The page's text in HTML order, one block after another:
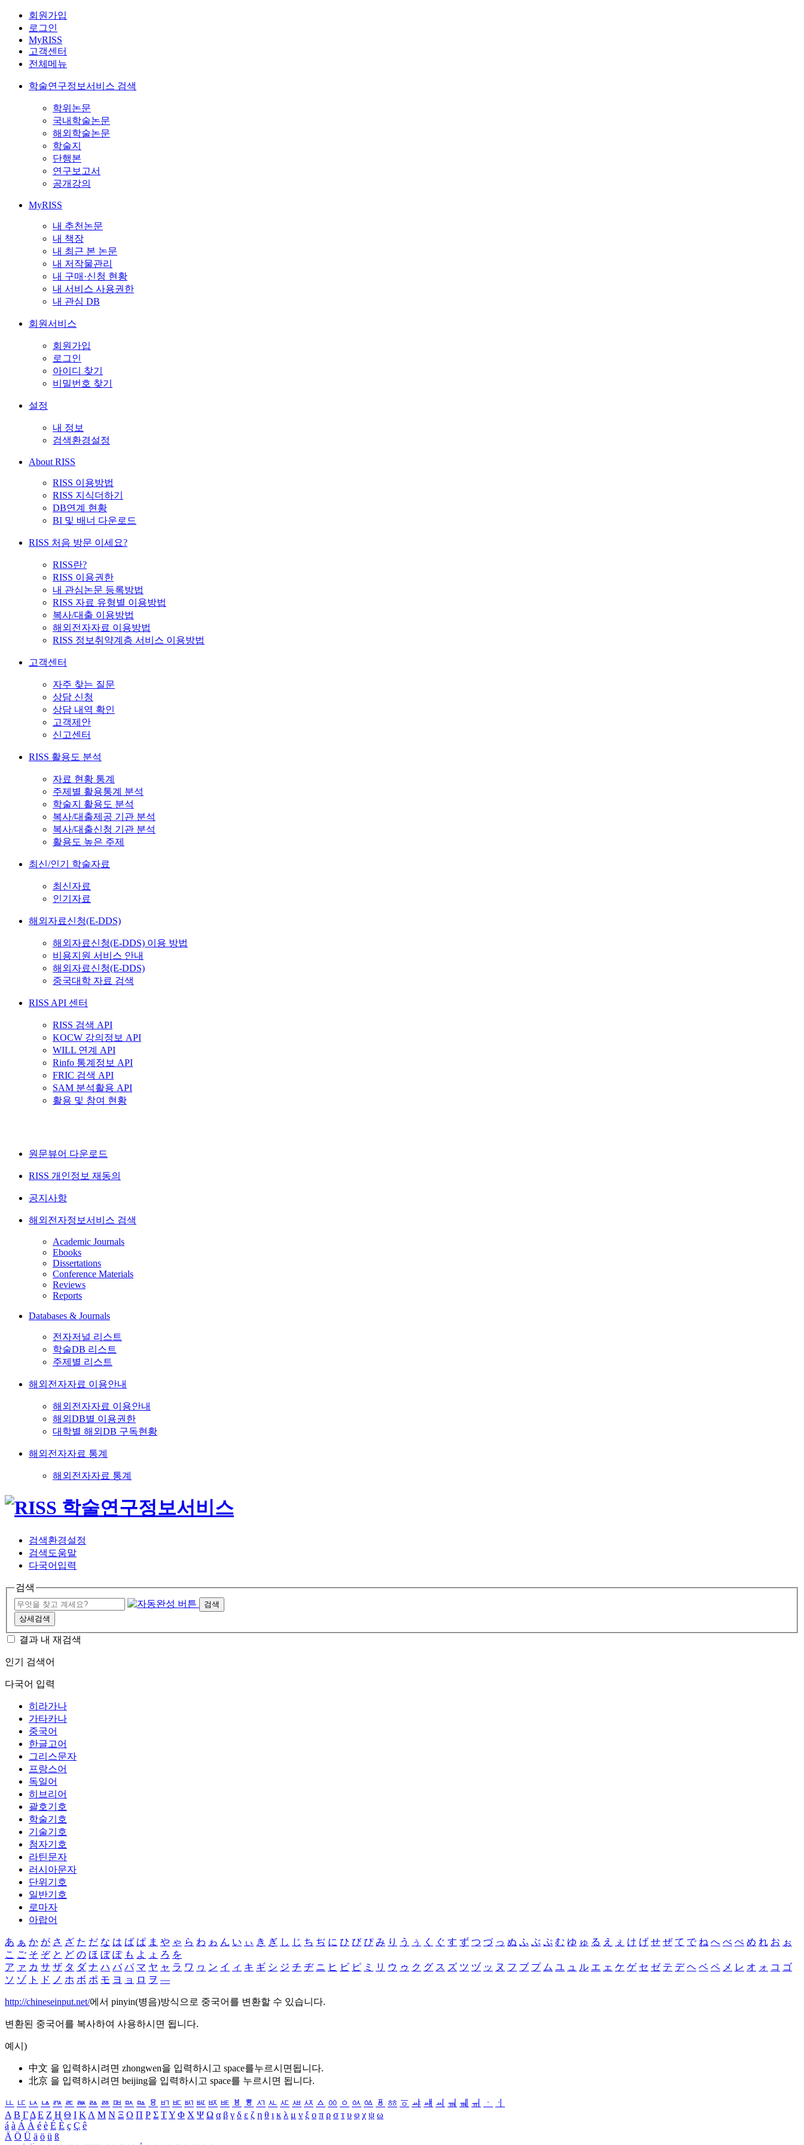
회원가입
로그인
MyRISS
고객센터
전체메뉴
학술연구정보서비스 검색
학위논문
국내학술논문
해외학술논문
학술지
단행본
연구보고서
공개강의
MyRISS
내 추천논문
내 책장
내 최근 본 논문
내 저작물관리
내 구매·신청 현황
내 서비스 사용권한
내 관심 DB
회원서비스
회원가입
로그인
아이디 찾기
비밀번호 찾기
설정
내 정보
검색환경설정
About RISS
RISS 이용방법
RISS 지식더하기
DB연계 현황
BI 및 배너 다운로드
RISS 처음 방문 이세요?
RISS란?
RISS 이용권한
내 관심논문 등록방법
RISS 자료 유형별 이용방법
복사/대출 이용방법
해외전자자료 이용방법
RISS 정보취약계층 서비스 이용방법
고객센터
자주 찾는 질문
상담 신청
상담 내역 확인
고객제안
신고센터
RISS 활용도 분석
자료 현황 통계
주제별 활용통계 분석
학술지 활용도 분석
복사/대출제공 기관 분석
복사/대출신청 기관 분석
활용도 높은 주제
최신/인기 학술자료
최신자료
인기자료
해외자료신청(E-DDS)
해외자료신청(E-DDS) 이용 방법
비용지원 서비스 안내
해외자료신청(E-DDS)
중국대학 자료 검색
RISS API 센터
RISS 검색 API
KOCW 강의정보 API
WILL 연계 API
Rinfo 통계정보 API
FRIC 검색 API
SAM 분석활용 API
활용 및 참여 현황
원문뷰어 다운로드
RISS 개인정보 재동의
공지사항
해외전자정보서비스 검색
Academic Journals
Ebooks
Dissertations
Conference Materials
Reviews
Reports
Databases & Journals
전자저널 리스트
학술DB 리스트
주제별 리스트
해외전자자료 이용안내
해외전자자료 이용안내
해외DB별 이용권한
대학별 해외DB 구독현황
해외전자자료 통계
해외전자자료 통계
검색환경설정
검색도움말
다국어입력
검색
검색
상세검색
결과 내 재검색
인기 검색어
다국어 입력
히라가나
가타카나
중국어
한글고어
그리스문자
프랑스어
독일어
히브리어
괄호기호
학술기호
기술기호
첨자기호
라틴문자
러시아문자
단위기호
일반기호
로마자
아랍어
あ ぁ か が さ ざ た だ な は ば ぱ ま や ゃ ら わ ゎ ん い ぃ き ぎ し じ ち ぢ に ひ び ぴ み り う ぅ く ぐ す ず つ づ っ ぬ ふ ぶ ぷ む ゆ ゅ る え ぇ け げ せ ぜ て で ね へ べ ぺ め れ お ぉ
こ ご そ ぞ と ど の ほ ぼ ぽ も よ ょ ろ を
ア ァ カ サ ザ タ ダ ナ ハ バ パ マ ヤ ャ ラ ワ ヮ ン イ ィ キ ギ シ ジ チ ヂ ニ ヒ ビ ピ ミ リ ウ ゥ ク グ ス ズ ツ ヅ ッ ヌ フ ブ プ ム ユ ュ ル エ ェ ケ ゲ セ ゼ テ デ ヘ ベ ペ メ レ オ ォ コ ゴ
ソ ゾ ト ド ノ ホ ボ ポ モ ヨ ョ ロ ヲ ―
http://chineseinput.net/에서 pinyin(병음)방식으로 중국어를 변환할 수 있습니다.
변환된 중국어를 복사하여 사용하시면 됩니다.
예시)
中文 을 입력하시려면 zhongwen을 입력하시고 space를누르시면됩니다.
北京 을 입력하시려면 beijing을 입력하시고 space를 누르시면 됩니다.
ㅥ ㅦ ㅧ ㅨ ㅩ ㅪ ㅫ ㅬ ㅭ ㅮ ㅯ ㅰ ㅱ ㅲ ㅳ ㅴ ㅵ ㅶ ㅷ ㅸ ㅹ ㅺ ㅻ ㅼ ㅽ ㅾ ㅿ ㆀ ㆁ ㆂ ㆃ ㆄ ㆅ ㆆ ㆇ ㆈ ㆉ ㆊ ㆋ ㆌ ㆍ
ㆎ
Α Β ΓΔ Ε Ζ Η Θ Ι ΚΛ Μ Ν Ξ Ο Π Ρ Σ ΤΥ Φ Χ Ψ Ω α β γ δ ε ζ η θ ι κ λ μ ν ξ ο π ρ σ τ υ φ χ ψ ω
á à Á À é è É È ç Ç ê
Ä Ö Ü ä ö ü ß